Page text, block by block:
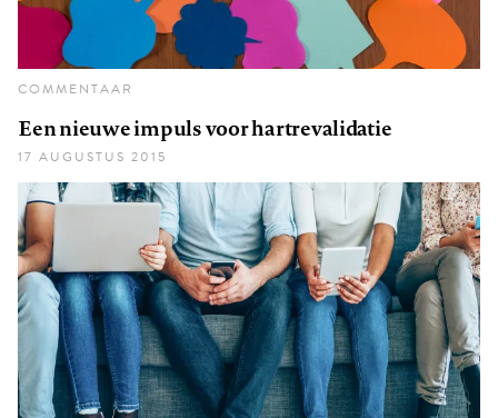
COMMENTAAR
Een nieuwe impuls voor hartrevalidatie
17 AUGUSTUS 2015